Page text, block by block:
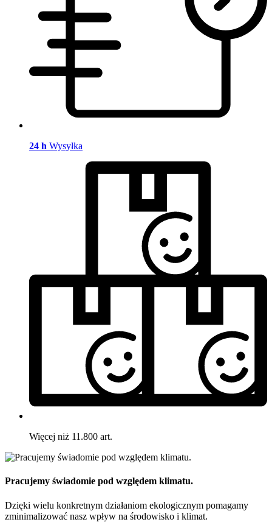
24 h Wysyłka
Więcej niż 11.800 art.
Pracujemy świadomie pod względem klimatu.
Dzięki wielu konkretnym działaniom ekologicznym pomagamy
zminimalizować nasz wpływ na środowisko i klimat.